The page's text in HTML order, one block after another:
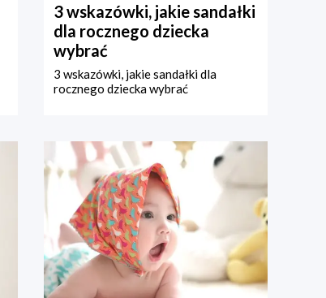
3 wskazówki, jakie sandałki
dla rocznego dziecka
wybrać
3 wskazówki, jakie sandałki dla
rocznego dziecka wybrać